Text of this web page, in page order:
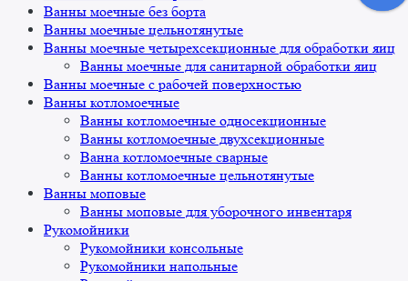
Ванны моечные без борта
Ванны моечные цельнотянутые
Ванны моечные четырехсекционные для обработки яиц
Ванны моечные для санитарной обработки яиц
Ванны моечные с рабочей поверхностью
Ванны котломоечные
Ванны котломоечные односекционные
Ванны котломоечные двухсекционные
Ванна котломоечные сварные
Ванны котломоечные цельнотянутые
Ванны моповые
Ванны моповые для уборочного инвентаря
Рукомойники
Рукомойники консольные
Рукомойники напольные